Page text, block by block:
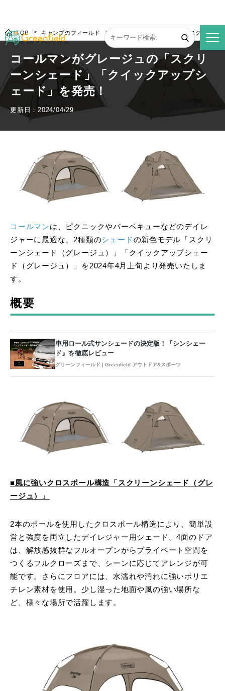
TOP キャンプのフィールド コールマンがグレージュの「スクリーン
コールマンがグレージュの「スクリ
ーンシェード」「クイックアップシ
ェード」を発売！
更新日：2024/04/29
コールマンは、ピクニックやバーベキューなどのデイレ
ジャーに最適な、2種類のシェードの新色モデル「スクリ
ーンシェード（グレージュ）」「クイックアップシェー
ド（グレージュ）」を2024年4月上旬より発売いたしま
す。
概要
車用ロール式サンシェードの決定版！『シンシェー
ド』を徹底レビュー
グリーンフィールド | Greenfield アウトドア&スポーツ
■風に強いクロスポール構造「スクリーンシェード（グレ
ージュ）」
2本のポールを使用したクロスポール構造により、簡単設
営と強度を両立したデイレジャー用シェード。4面のドア
は、解放感抜群なフルオープンからプライベート空間を
つくるフルクローズまで、シーンに応じてアレンジが可
能です。さらにフロアには、水濡れや汚れに強いポリエ
チレン素材を使用。少し湿った地面や風の強い場所な
ど、様々な場所で活躍します。